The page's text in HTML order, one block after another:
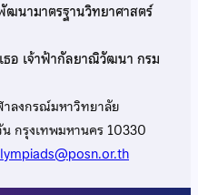
ฒนามาตรฐานวิทยาศาสตร์
ธอ เจ้าฟ้ากัลยาณิวัฒนา กรม
ลงกรณ์มหาวิทยาลัย
กรุงเทพมหานคร 10330